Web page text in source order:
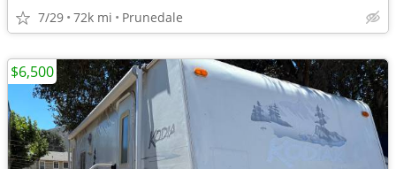
7/29 72k mi Prunedale
$6,500